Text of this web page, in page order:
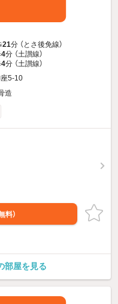
21分 （とさ後免線）
4分 （土讃線）
4分 （土讃線）
5-10
造
料）
部屋を見る